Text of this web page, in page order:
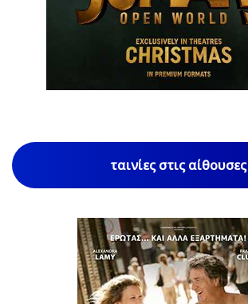
1/85
ταινίες στις αίθουσες